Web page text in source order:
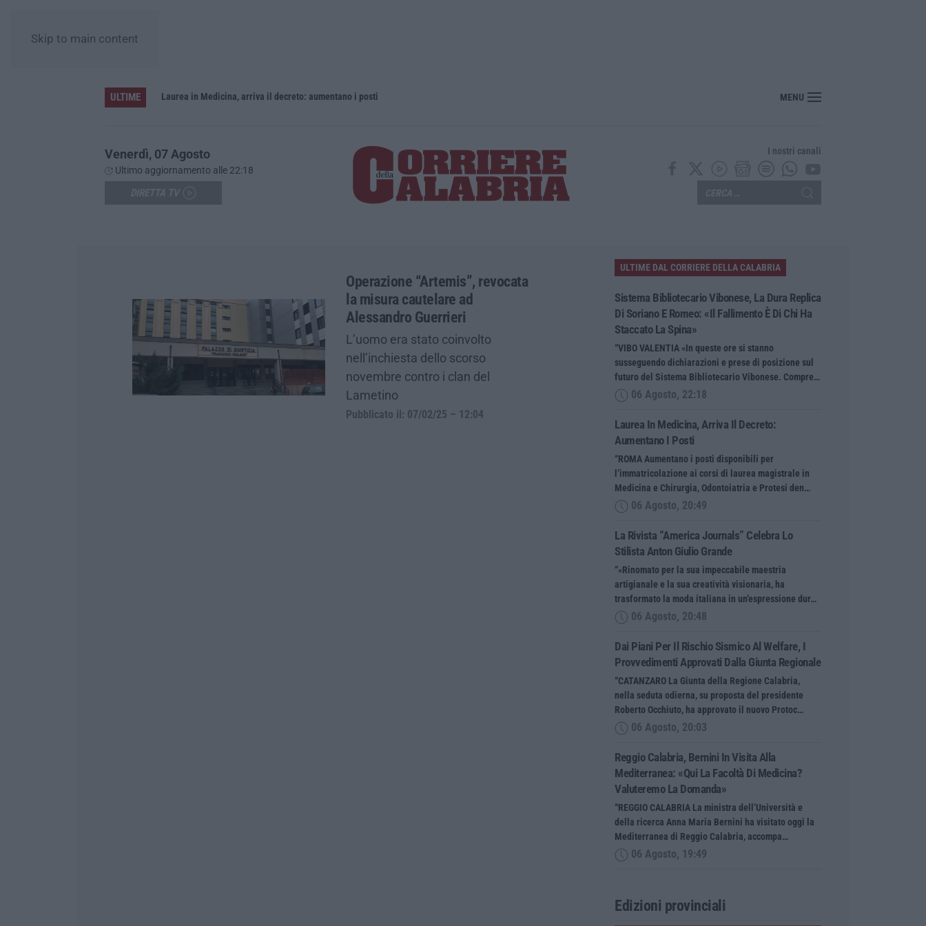
Skip to main content
ULTIME
Sistema bibliotecario vibonese, la dura replica di Soriano e Romeo: «Il fallimento è di chi ha staccato la spina» Laurea in Medicina, arriva il decreto: aumentano i posti La rivista “America Journals” celebra lo stilista Anton Giulio Grande
MENU
Venerdì, 07 Agosto
Ultimo aggiornamento alle 22:18
I nostri canali
Operazione “Artemis”, revocata
la misura cautelare ad
Alessandro Guerrieri
L’uomo era stato coinvolto
nell’inchiesta dello scorso
novembre contro i clan del
Lametino
Pubblicato il: 07/02/25 – 12:04
ULTIME DAL CORRIERE DELLA CALABRIA
Sistema Bibliotecario Vibonese, La Dura Replica
Di Soriano E Romeo: «Il Fallimento È Di Chi Ha
Staccato La Spina»
“VIBO VALENTIA «In queste ore si stanno
susseguendo dichiarazioni e prese di posizione sul
futuro del Sistema Bibliotecario Vibonese. Compre…
06 Agosto, 22:18
Laurea In Medicina, Arriva Il Decreto:
Aumentano I Posti
“ROMA Aumentano i posti disponibili per
l’immatricolazione ai corsi di laurea magistrale in
Medicina e Chirurgia, Odontoiatria e Protesi den…
06 Agosto, 20:49
La Rivista “America Journals” Celebra Lo
Stilista Anton Giulio Grande
“«Rinomato per la sua impeccabile maestria
artigianale e la sua creatività visionaria, ha
trasformato la moda italiana in un’espressione dur…
06 Agosto, 20:48
Dai Piani Per Il Rischio Sismico Al Welfare, I
Provvedimenti Approvati Dalla Giunta Regionale
“CATANZARO La Giunta della Regione Calabria,
nella seduta odierna, su proposta del presidente
Roberto Occhiuto, ha approvato il nuovo Protoc…
06 Agosto, 20:03
Reggio Calabria, Bernini In Visita Alla
Mediterranea: «Qui La Facoltà Di Medicina?
Valuteremo La Domanda»
“REGGIO CALABRIA La ministra dell’Università e
della ricerca Anna Maria Bernini ha visitato oggi la
Mediterranea di Reggio Calabria, accompa…
06 Agosto, 19:49
Edizioni provinciali